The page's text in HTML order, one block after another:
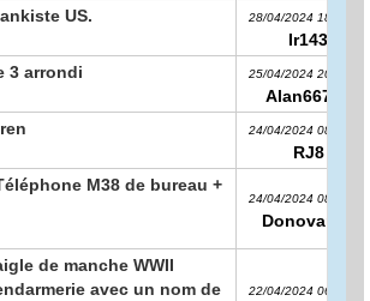
US.
28/04/2024 18:36:03
Ir143
3 arrondi
25/04/2024 20:45:08
Alan66740
24/04/2024 08:18:26
RJ8
M38 de bureau +
24/04/2024 08:09:56
Donovan.M
de manche WWII
avec un nom de
22/04/2024 06:25:20